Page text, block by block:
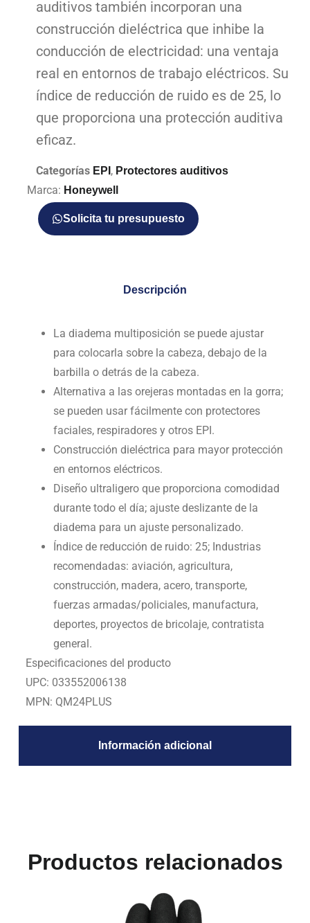
auditivos también incorporan una
construcción dieléctrica que inhibe la
conducción de electricidad: una ventaja
real en entornos de trabajo eléctricos. Su
índice de reducción de ruido es de 25, lo
que proporciona una protección auditiva
eficaz.
Categorías EPI , Protectores auditivos
Marca: Honeywell
Solicita tu presupuesto
Descripción
Información adicional
La diadema multiposición se puede ajustar
para colocarla sobre la cabeza, debajo de la
barbilla o detrás de la cabeza.
Alternativa a las orejeras montadas en la gorra;
se pueden usar fácilmente con protectores
faciales, respiradores y otros EPI.
Construcción dieléctrica para mayor protección
en entornos eléctricos.
Diseño ultraligero que proporciona comodidad
durante todo el día; ajuste deslizante de la
diadema para un ajuste personalizado.
Índice de reducción de ruido: 25; Industrias
recomendadas: aviación, agricultura,
construcción, madera, acero, transporte,
fuerzas armadas/policiales, manufactura,
deportes, proyectos de bricolaje, contratista
general.
Especificaciones del producto
UPC: 033552006138
MPN: QM24PLUS
Productos relacionados